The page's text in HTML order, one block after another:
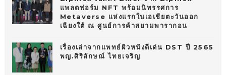
แพลตฟอร์ม NFT พร้อมนิทรรศการ
Metaverse แห่งแรกในเอเชียตะวันออก
เฉียงใต้ ณ ศูนย์การค้าสยามพารากอน
เรื่องเล่าจากแพทย์ผิวหนังดีเด่น DST ปี 2565
พญ.ศิริลักษณ์ ไทยเจริญ